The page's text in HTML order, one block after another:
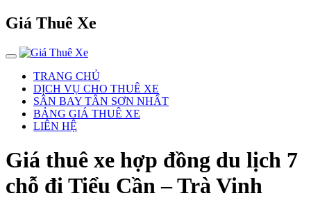
Giá Thuê Xe
TRANG CHỦ
DỊCH VỤ CHO THUÊ XE
SÂN BAY TÂN SƠN NHẤT
BẢNG GIÁ THUÊ XE
LIÊN HỆ
Giá thuê xe hợp đồng du lịch 7
chỗ đi Tiểu Cần – Trà Vinh